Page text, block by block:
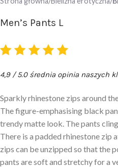
Men’s Pants L
4,9 / 5.0 średnia opinia naszych
Sparkly rhinestone zips around
The figure-emphasising black
trendy matte look. The pants
There is a padded rhinestone zip
zips can be unzipped so that the
pants are soft and stretchy for a